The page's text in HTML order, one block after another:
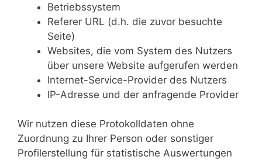
Betriebssystem
Referer URL (d.h. die zuvor besuchte
Seite)
Websites, die vom System des Nutzers
über unsere Website aufgerufen werden
Internet-Service-Provider des Nutzers
IP-Adresse und der anfragende Provider
Wir nutzen diese Protokolldaten ohne
Zuordnung zu Ihrer Person oder sonstiger
Profilerstellung für statistische Auswertungen